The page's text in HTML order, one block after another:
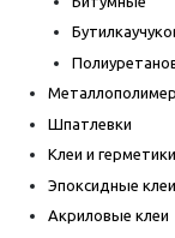
Шпатлевки
Клеи и
Эпоксидные клеи
Акриловые клеи